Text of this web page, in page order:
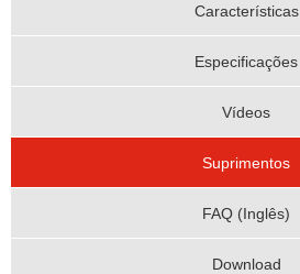
Características
Especificações
Vídeos
Suprimentos
FAQ (Inglês)
Download